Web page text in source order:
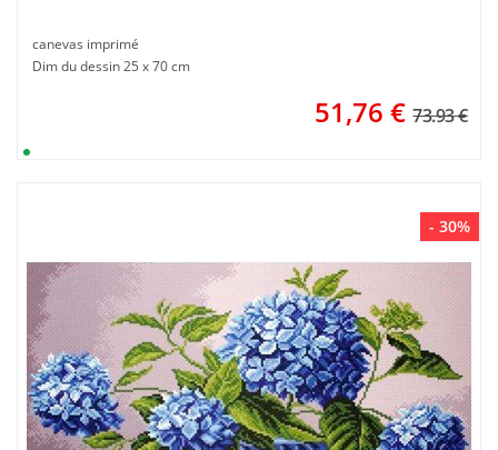
canevas imprimé
Dim du dessin 25 x 70 cm
51,76 € 73.93 €
- 30%